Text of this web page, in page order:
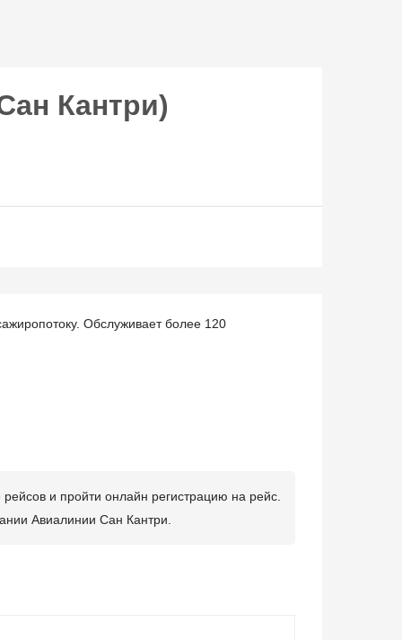
Кантри)
Обслуживает более 120
и пройти онлайн регистрацию на рейс.
Авиалинии Сан Кантри.